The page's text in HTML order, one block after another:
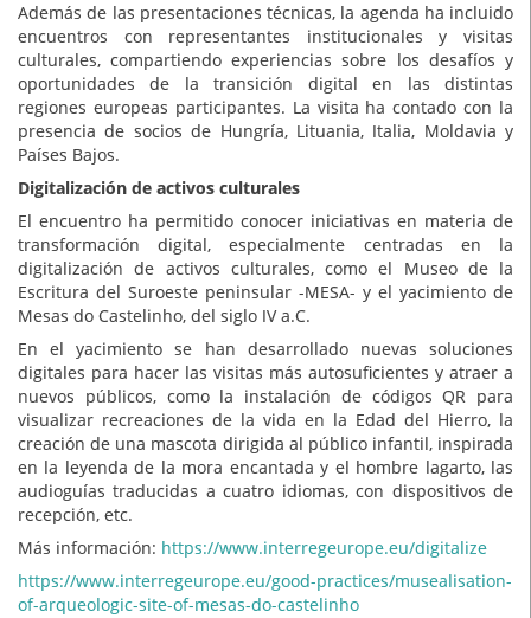
Además de las presentaciones técnicas, la agenda ha incluido
encuentros con representantes institucionales y visitas
culturales, compartiendo experiencias sobre los desafíos y
oportunidades de la transición digital en las distintas
regiones europeas participantes. La visita ha contado con la
presencia de socios de Hungría, Lituania, Italia, Moldavia y
Países Bajos.
Digitalización de activos culturales
El encuentro ha permitido conocer iniciativas en materia de
transformación digital, especialmente centradas en la
digitalización de activos culturales, como el Museo de la
Escritura del Suroeste peninsular -MESA- y el yacimiento de
Mesas do Castelinho, del siglo IV a.C.
En el yacimiento se han desarrollado nuevas soluciones
digitales para hacer las visitas más autosuficientes y atraer a
nuevos públicos, como la instalación de códigos QR para
visualizar recreaciones de la vida en la Edad del Hierro, la
creación de una mascota dirigida al público infantil, inspirada
en la leyenda de la mora encantada y el hombre lagarto, las
audioguías traducidas a cuatro idiomas, con dispositivos de
recepción, etc.
Más información: https://www.interregeurope.eu/digitalize
https://www.interregeurope.eu/good-practices/musealisation-
of-arqueologic-site-of-mesas-do-castelinho